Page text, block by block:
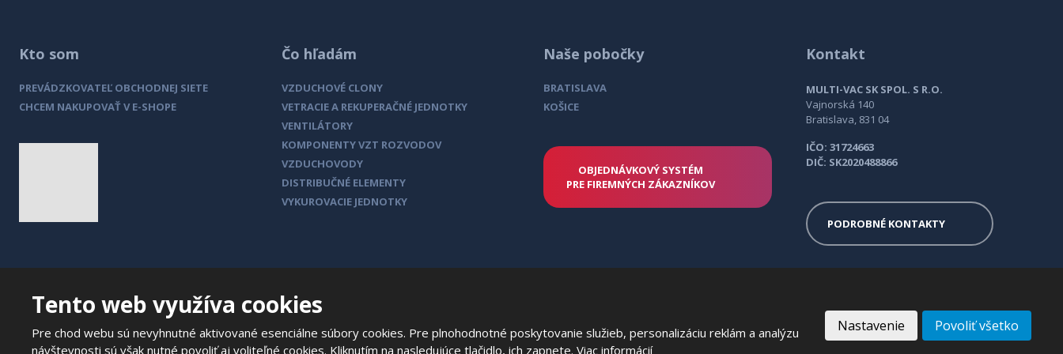
Kto som
PREVÁDZKOVATEĽ OBCHODNEJ SIETE
CHCEM NAKUPOVAŤ V E-SHOPE
Čo hľadám
VZDUCHOVÉ CLONY
VETRACIE A REKUPERAČNÉ JEDNOTKY
VENTILÁTORY
KOMPONENTY VZT ROZVODOV
VZDUCHOVODY
DISTRIBUČNÉ ELEMENTY
VYKUROVACIE JEDNOTKY
Naše pobočky
BRATISLAVA
KOŠICE
OBJEDNÁVKOVÝ SYSTÉM
PRE FIREMNÝCH ZÁKAZNÍKOV
Kontakt
MULTI-VAC SK SPOL. S R.O.
Vajnorská 140
Bratislava, 831 04
IČO: 31724663
DIČ: SK2020488866
PODROBNÉ KONTAKTY
Tento web využíva cookies
Pre chod webu sú nevyhnutné aktivované esenciálne súbory cookies. Pre plnohodnotné poskytovanie služieb, personalizáciu reklám a analýzu
návštevnosti sú však nutné povoliť aj voliteľné cookies. Kliknutím na nasledujúce tlačidlo, ich zapnete. Viac informácií
Nastavenie Povoliť všetko